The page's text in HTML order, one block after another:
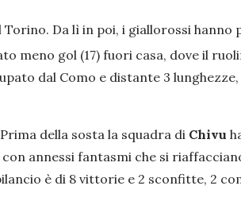
Torino. Da lì in poi, i giallorossi hanno
meno gol (17) fuori casa, dove il
dal Como e distante 3 lunghezze,
della sosta la squadra di Chivu
annessi fantasmi che si
è di 8 vittorie e 2 sconfitte, 2